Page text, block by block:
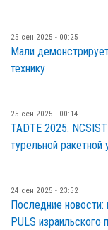
25 сен 2025 - 00:25
Мали
технику
25 сен 2025 - 00:14
TADTE 2025:
турельной ракетной
24 сен 2025 - 23:52
Последние
PULS